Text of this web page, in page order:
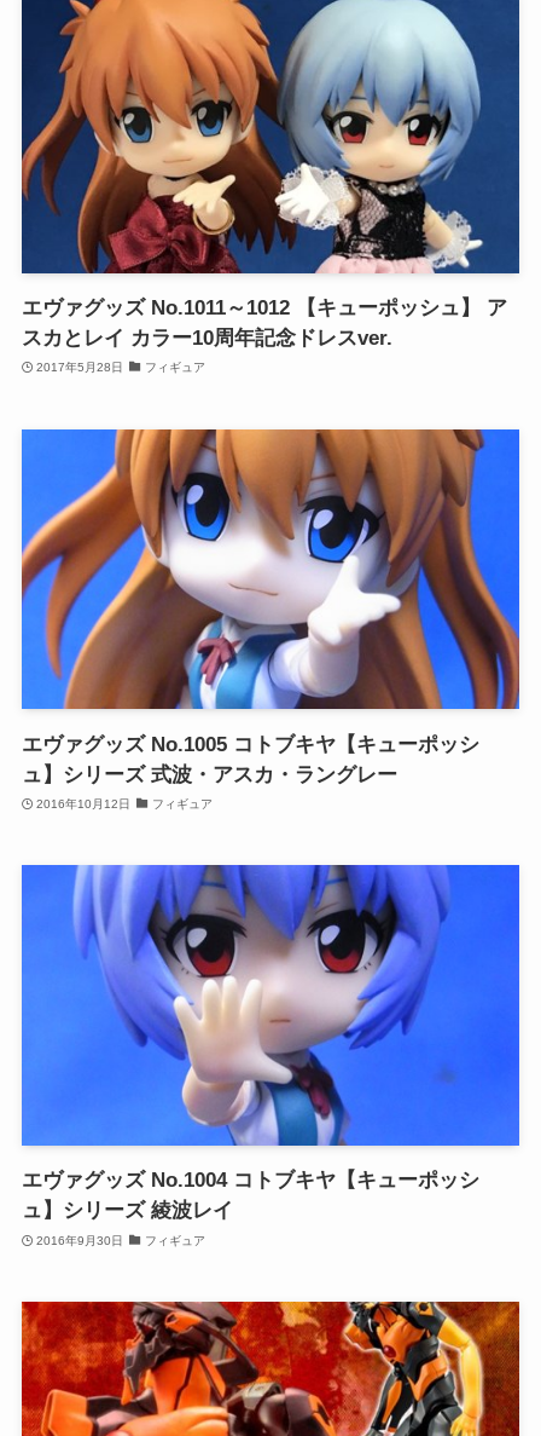
エヴァグッズ No.1011～1012 【キューポッシュ】 ア
スカとレイ カラー10周年記念ドレスver.
2017年5月28日 フィギュア
エヴァグッズ No.1005 コトブキヤ【キューポッシ
ュ】シリーズ 式波・アスカ・ラングレー
2016年10月12日 フィギュア
エヴァグッズ No.1004 コトブキヤ【キューポッシ
ュ】シリーズ 綾波レイ
2016年9月30日 フィギュア